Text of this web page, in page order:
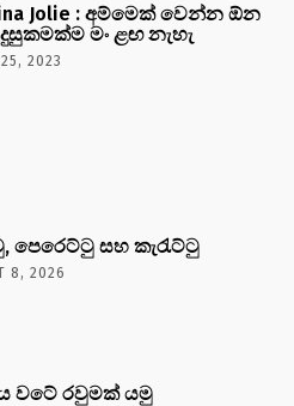
Jolie : අම්මෙක් වෙන්න ඕන
මං ළඟ නැහැ
2023
පෙරෙට්ටු සහ කැරැට්ටු
8, 2026
වටේ රවුමක් යමු